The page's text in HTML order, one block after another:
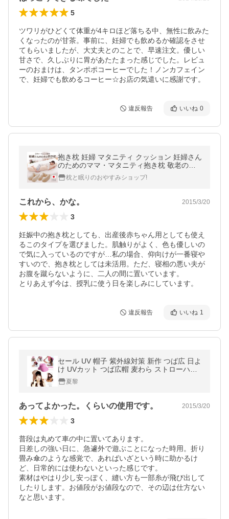
5
ツワリがひどくて体重が4キロほど落ちる中、無性に飲みた
くなったのが甘茶。事前に、妊婦でも飲めるか確認をさせ
てもらいましたが、大丈夫とのことで、早速注文。優しい
甘さで、久しぶりに胃があたたまった感じでした。レビュ
ーのおまけは、タンポポコーヒーでした！ノンカフェイン
で、妊婦でも飲めるコーヒー☆お店の気遣いに感謝です。
違反報告 いいね 0
抱き枕 妊婦 マタニティ クッション 妊婦さん
のためのママ・マタニティ抱き枕 敬老の日
プレゼント
枕と眠りのおやすみショップ!
これから、かな。 2015/3/20
3
妊娠中の抱き枕としても、出産後赤ちゃん用としても使え
るこのタイプを選びました。肌触りがよく、色も優しいの
で気に入っているのですが…私の場合、仰向けが一番寝や
すいので、抱き枕としては未活用。ただ、寝相の悪い夫が
お腹を蹴らないように、二人の間に置いています。
とりあえず今は、授乳に使う日を楽しみにしています。
違反報告 いいね 1
セール UV 帽子 紫外線対策 新作 つば広 日よ
け UVカット つば広帽 麦わら ストローハッ
ト 帽子
夏黎
あってよかった。くらいの使用です。 2015/3/20
3
普段は丸めて車の中に置いてあります。
日差しの強い日に、急遽外で遊ぶことになった時用。折り
畳み傘のような感覚で、あればいざという時に助かるけ
ど、日常的には使わないといった感じです。
素材はやはり少し安っぽく、縫い方も一部糸が飛び出して
したりします。お値段がお値段なので、その辺は仕方ない
なと思います。